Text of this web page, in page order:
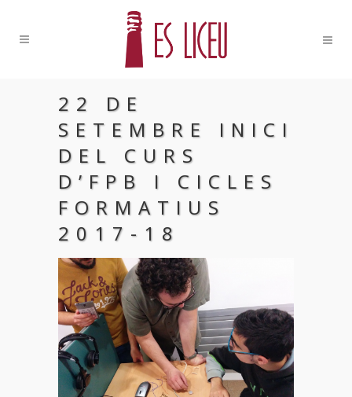
22 DE
SETEMBRE INICI
DEL CURS
D’FPB I CICLES
FORMATIUS
2017-18